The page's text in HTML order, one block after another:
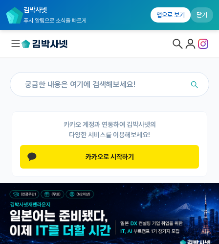
김박사넷
푸시 알림으로 소식을 빠르게
앱으로 보기 닫기
대학원생 모집
연구실&오픈랩 홈
오픈랩 전체보기
커뮤니티
커리어
유학교육
카카오 계정과 연동하여 김박사넷의
다양한 서비스를 이용해보세요!
카카오로 시작하기